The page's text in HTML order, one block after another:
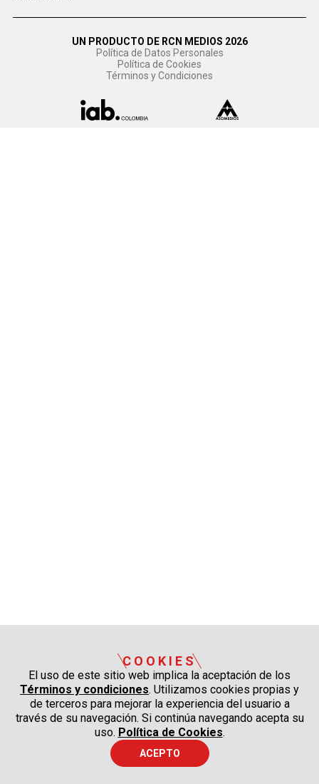
UN PRODUCTO DE RCN MEDIOS 2026
Política de Datos Personales
Política de Cookies
Términos y Condiciones
COOKIES
El uso de este sitio web implica la aceptación de los
Términos y condiciones. Utilizamos cookies propias y
de terceros para mejorar la experiencia del usuario a
través de su navegación. Si continúa navegando acepta su
uso. Política de Cookies.
ACEPTO